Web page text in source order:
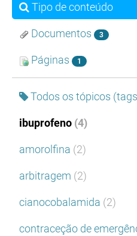
Tipo de conteúdo
Documentos 3
Páginas 1
Todos os tópicos
ibuprofeno (4)
amorolfina (2)
arbitragem (2)
cianocobalamida (2)
contraceção de